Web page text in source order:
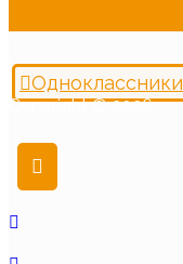
Одноклассники
Copyright © 2026